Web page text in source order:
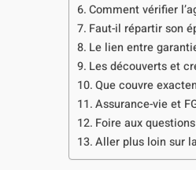
Comment vérifier
Faut-il répartir son
Le lien entre
Les découverts et
Que couvre
Assurance-vie et
Foire aux
Aller plus loin sur